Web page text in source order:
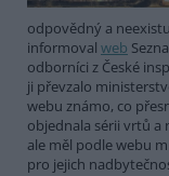
odpovědný a
informoval web
odborníci z České
ji převzalo
webu známo, co
objednala sérii vrtů a
ale měl podle webu
pro jejich